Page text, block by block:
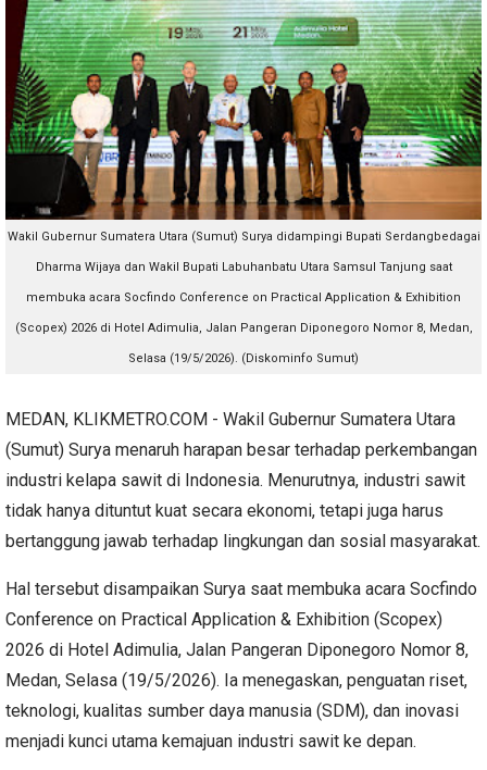
Wakil Gubernur Sumatera Utara (Sumut) Surya didampingi Bupati Serdangbedagai
Dharma Wijaya dan Wakil Bupati Labuhanbatu Utara Samsul Tanjung saat
membuka acara Socfindo Conference on Practical Application & Exhibition
(Scopex) 2026 di Hotel Adimulia, Jalan Pangeran Diponegoro Nomor 8, Medan,
Selasa (19/5/2026). (Diskominfo Sumut)
MEDAN, KLIKMETRO.COM - Wakil Gubernur Sumatera Utara
(Sumut) Surya menaruh harapan besar terhadap perkembangan
industri kelapa sawit di Indonesia. Menurutnya, industri sawit
tidak hanya dituntut kuat secara ekonomi, tetapi juga harus
bertanggung jawab terhadap lingkungan dan sosial masyarakat.
Hal tersebut disampaikan Surya saat membuka acara Socfindo
Conference on Practical Application & Exhibition (Scopex)
2026 di Hotel Adimulia, Jalan Pangeran Diponegoro Nomor 8,
Medan, Selasa (19/5/2026). Ia menegaskan, penguatan riset,
teknologi, kualitas sumber daya manusia (SDM), dan inovasi
menjadi kunci utama kemajuan industri sawit ke depan.